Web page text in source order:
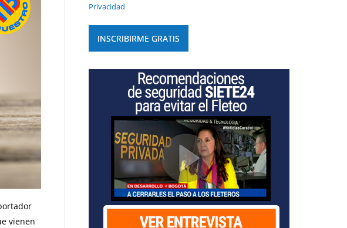
vienen
Privacidad